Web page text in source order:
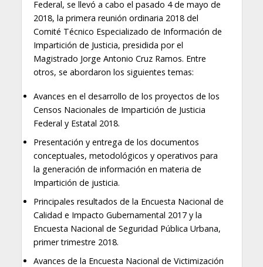
Federal, se llevó a cabo el pasado 4 de mayo de
2018, la primera reunión ordinaria 2018 del
Comité Técnico Especializado de Información de
Impartición de Justicia, presidida por el
Magistrado Jorge Antonio Cruz Ramos. Entre
otros, se abordaron los siguientes temas:
Avances en el desarrollo de los proyectos de los
Censos Nacionales de Impartición de Justicia
Federal y Estatal 2018.
Presentación y entrega de los documentos
conceptuales, metodológicos y operativos para
la generación de información en materia de
Impartición de justicia.
Principales resultados de la Encuesta Nacional de
Calidad e Impacto Gubernamental 2017 y la
Encuesta Nacional de Seguridad Pública Urbana,
primer trimestre 2018.
Avances de la Encuesta Nacional de Victimización